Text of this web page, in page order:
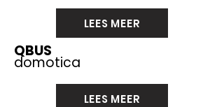
LEES MEER
QBUS
domotica
LEES MEER